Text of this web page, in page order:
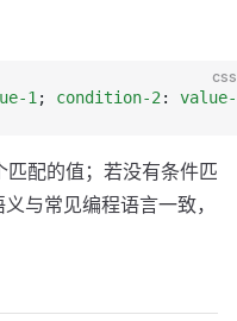
css
1 ; condition-2 :
配的值；若没有条件匹
与常见编程语言一致，